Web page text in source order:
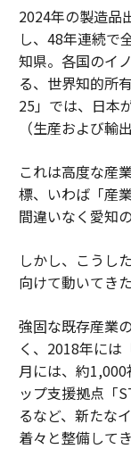
2024年の製造品
し、48年連続で
知県。各国のイ
る、世界知的所
25」では、日
（生産および輸
これは高度な産
標、いわば「産
間違いなく愛知
しかし、こうし
向けて動いてきた
強固な既存産業
く、2018年に
月には、約
ップ支援拠点「
るなど、新たな
着々と整備してき